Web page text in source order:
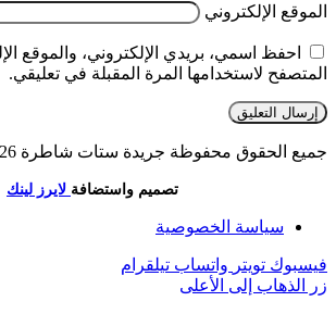
الموقع الإلكتروني
احفظ اسمي، بريدي الإلكتروني، والموقع
المتصفح لاستخدامها المرة المقبلة في تعليقي.
جميع الحقوق محفوظة جريدة ستات شاطرة 2026
تصميم واستضافة لايرز لينك
سياسة الخصوصية
فيسبوك تويتر واتساب تيلقرام
زر الذهاب إلى الأعلى